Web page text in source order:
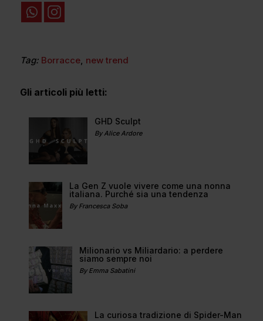
Tag: Borracce, new trend
Gli articoli più letti:
GHD Sculpt
By Alice Ardore
La Gen Z vuole vivere come una nonna
italiana. Purché sia una tendenza
By Francesca Soba
Milionario vs Miliardario: a perdere
siamo sempre noi
By Emma Sabatini
La curiosa tradizione di Spider-Man